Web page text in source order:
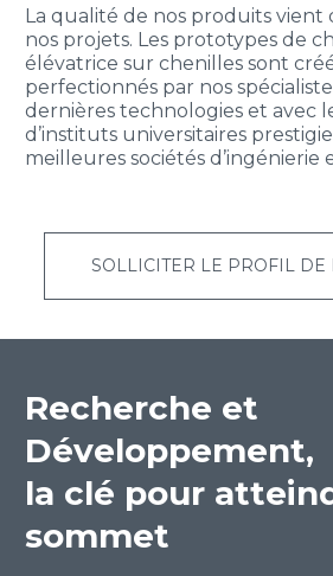
La qualité de nos produits vient
nos projets. Les prototypes de
élévatrice sur chenilles sont
perfectionnés par nos
dernières technologies et avec
d’instituts universitaires
meilleures sociétés d’ingénierie
SOLLICITER LE PROFIL DE
Recherche et
Développement,
la clé pour
sommet